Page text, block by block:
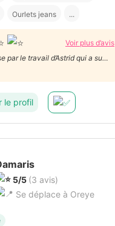
Ourlets jeans ...
Voir plus d’avis
par le travail d’Astrid qui a su
à la perfection. Le travail est
délais sont rapides. Pour tout
je la contacterai sans aucune
le profil
5/5 (3 avis)
Se déplace à Oreye